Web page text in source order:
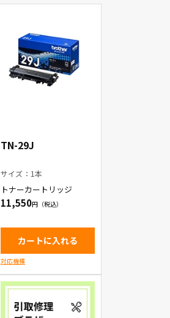
TN-29J
サイズ：1本
トナーカートリッジ
11,550
カートに入れる
対応機種